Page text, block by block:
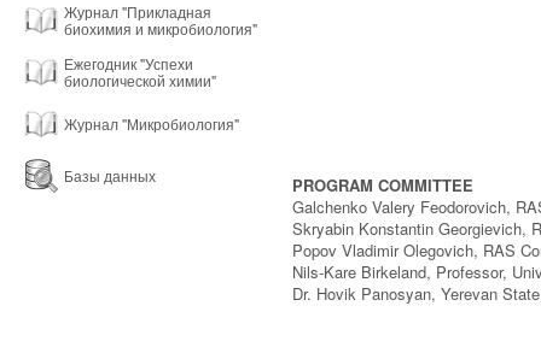
Журнал "Прикладная
биохимия и микробиология"
Ежегодник "Успехи
биологической химии"
Журнал "Микробиология"
Базы данных
PROGRAM COMMITTEE
Galchenko Valery Feodorovich,
Skryabin Konstantin Georgievich,
Popov Vladimir Olegovich, RAS
Nils-Kare Birkeland, Professor,
Dr. Hovik Panosyan, Yerevan